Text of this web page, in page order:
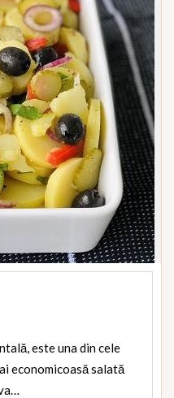
este una din cele
economicoasă salată